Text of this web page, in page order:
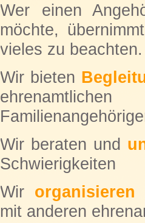
Wer einen
möchte,
vieles zu beachten.
Wir bieten
Wir beraten und
Schwierigkeiten
Wir organisieren
mit anderen